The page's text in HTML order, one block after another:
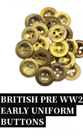
BRITISH PRE WW2
EARLY UNIFORM
BUTTONS